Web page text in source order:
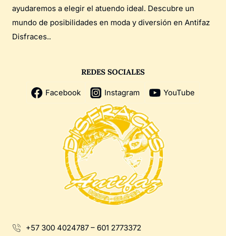
ayudaremos a elegir el atuendo ideal. Descubre un
mundo de posibilidades en moda y diversión en Antifaz
Disfraces..
REDES SOCIALES
Facebook Instagram YouTube
+57 300 4024787 – 601 2773372